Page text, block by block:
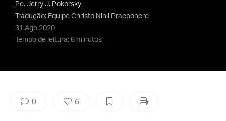
Pe. Jerry J. Pokorsky
Tradução: Equipe Christo Nihil Praeponere
31.Ago.2020
Tempo de leitura: 6 minutos
0 6